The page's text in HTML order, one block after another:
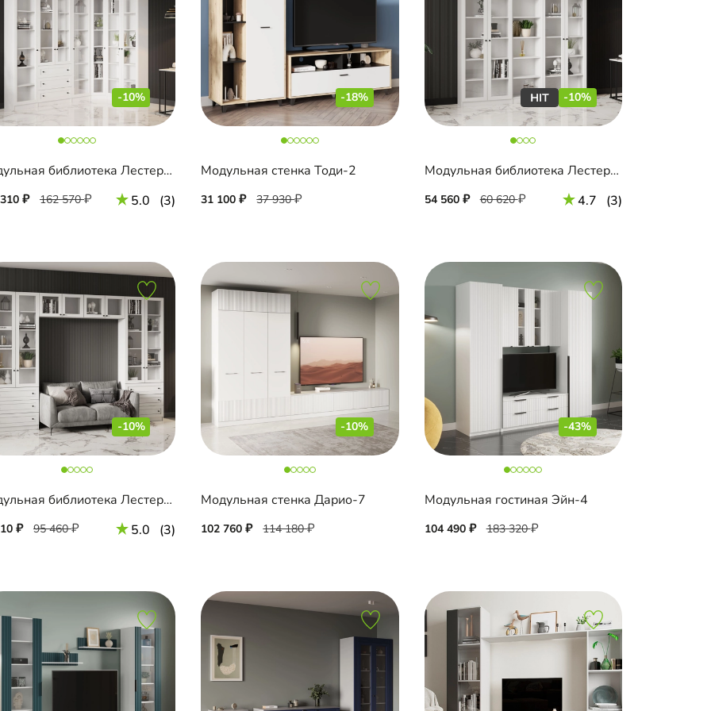
-10%
Модульная библиотека Лестер-4
162 570 5.0 (3)
-18%
Модульная стенка Тоди-2
31 100 37 930
-10%
Модульная библиотека Лестер-10
54 560 60 620 4.7 (3)
-10%
Модульная библиотека Лестер-12
95 460 5.0 (3)
-10%
Модульная стенка Дарио-7
102 760 114 180
-43%
Модульная гостиная Эйн-4
104 490 183 320